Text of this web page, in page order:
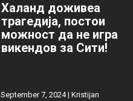
Халанд доживеа
трагедија, постои
можност да не игра
викендов за Сити!
September 7, 2024 |Kristijan